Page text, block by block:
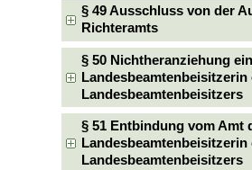
§ 49 Ausschluss von der
Richteramts
§ 50 Nichtheranziehung
Landesbeamtenbeisitzerin
Landesbeamtenbeisitzers
§ 51 Entbindung vom Amt
Landesbeamtenbeisitzerin
Landesbeamtenbeisitzers